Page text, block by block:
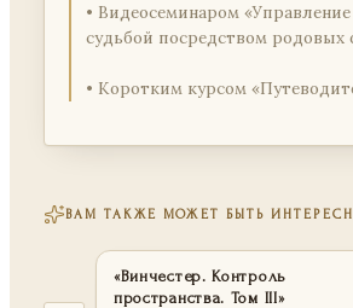
• Видеосеминаром
судьбой посредством родовых
• Коротким курсом
ВАМ ТАКЖЕ МОЖЕТ БЫТЬ
«Винчестер. Контроль
пространства. Том III»